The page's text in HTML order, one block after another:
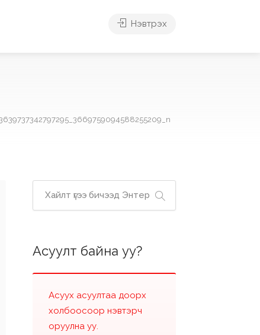
Нэвтрэх
Асуулт байна уу?
Асуух асуултаа доорх
холбоосоор нэвтэрч
оруулна уу.